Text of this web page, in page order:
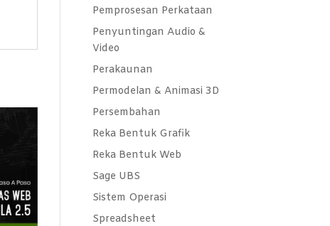
Pemprosesan Perkataan
Penyuntingan Audio &
Video
Perakaunan
Permodelan & Animasi 3D
Persembahan
Reka Bentuk Grafik
Reka Bentuk Web
Sage UBS
Sistem Operasi
Spreadsheet